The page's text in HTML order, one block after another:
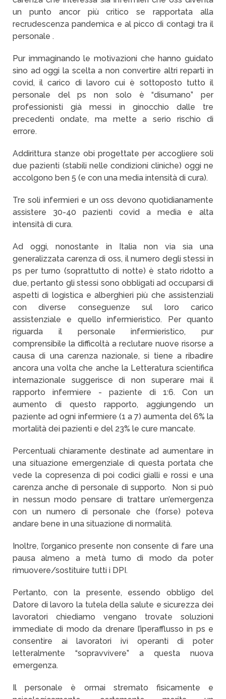
un punto ancor più critico se rapportata alla
recrudescenza pandemica e al picco di contagi tra il
personale .
Pur immaginando le motivazioni che hanno guidato
sino ad oggi la scelta a non convertire altri reparti in
covid, il carico di lavoro cui è sottoposto tutto il
personale del ps non solo è “disumano” per
professionisti già messi in ginocchio dalle tre
precedenti ondate, ma mette a serio rischio di
errore.
Addirittura stanze obi progettate per accogliere soli
due pazienti (stabili nelle condizioni cliniche) oggi ne
accolgono ben 5 (e con una media intensità di cura).
Tre soli infermieri e un oss devono quotidianamente
assistere 30-40 pazienti covid a media e alta
intensità di cura.
Ad oggi, nonostante in Italia non via sia una
generalizzata carenza di oss, il numero degli stessi in
ps per turno (soprattutto di notte) è stato ridotto a
due, pertanto gli stessi sono obbligati ad occuparsi di
aspetti di logistica e alberghieri più che assistenziali
con diverse conseguenze sul loro carico
assistenziale e quello infermieristico. Per quanto
riguarda il personale infermieristico, pur
comprensibile la difficoltà a reclutare nuove risorse a
causa di una carenza nazionale, si tiene a ribadire
ancora una volta che anche la Letteratura scientifica
internazionale suggerisce di non superare mai il
rapporto infermiere - paziente di 1:6. Con un
aumento di questo rapporto, aggiungendo un
paziente ad ogni infermiere (1 a 7) aumenta del 6% la
mortalità dei pazienti e del 23% le cure mancate.
Percentuali chiaramente destinate ad aumentare in
una situazione emergenziale di questa portata che
vede la copresenza di poi codici gialli e rossi e una
carenza anche di personale di supporto. Non si può
in nessun modo pensare di trattare un’emergenza
con un numero di personale che (forse) poteva
andare bene in una situazione di normalità.
Inoltre, l’organico presente non consente di fare una
pausa almeno a metà turno di modo da poter
rimuovere/sostituire tutti i DPI.
Pertanto, con la presente, essendo obbligo del
Datore di lavoro la tutela della salute e sicurezza dei
lavoratori chiediamo vengano trovate soluzioni
immediate di modo da drenare l’iperafflusso in ps e
consentire ai lavoratori ivi operanti di poter
letteralmente “sopravvivere” a questa nuova
emergenza.
Il personale è ormai stremato fisicamente e